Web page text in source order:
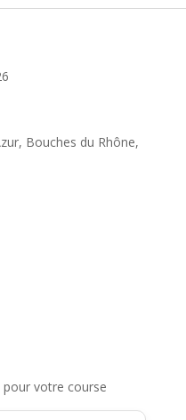
Bouches du Rhône,
pour votre course